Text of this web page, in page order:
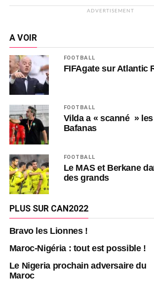
ADVERTISEMENT
A VOIR
FOOTBALL
FIFAgate sur Atlantic
FOOTBALL
Vilda a « scanné »
Bafanas
FOOTBALL
Le MAS et Berkane
des grands
PLUS SUR CAN2022
Bravo les Lionnes !
Maroc-Nigéria : tout est possible !
Le Nigeria prochain adversaire du
Maroc